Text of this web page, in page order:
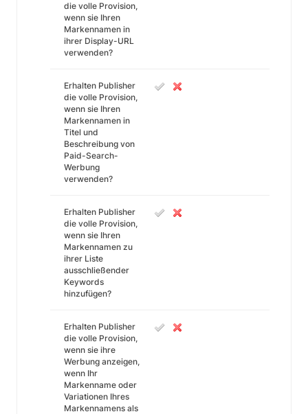
die volle Provision,
wenn sie Ihren
Markennamen in
ihrer Display-URL
verwenden?
Erhalten Publisher
die volle Provision,
wenn sie Ihren
Markennamen in
Titel und
Beschreibung von
Paid-Search-
Werbung
verwenden?
Erhalten Publisher
die volle Provision,
wenn sie Ihren
Markennamen zu
ihrer Liste
ausschließender
Keywords
hinzufügen?
Erhalten Publisher
die volle Provision,
wenn sie ihre
Werbung anzeigen,
wenn Ihr
Markenname oder
Variationen Ihres
Markennamens als